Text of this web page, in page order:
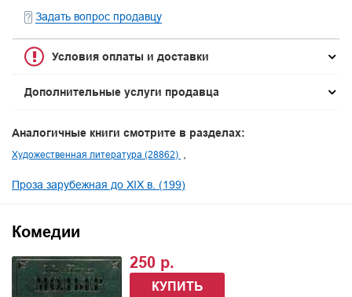
Задать вопрос продавцу
Условия оплаты и доставки
Дополнительные услуги продавца
Аналогичные книги смотрите в разделах:
Художественная литература (28862)
Проза зарубежная до XIX в. (199)
Комедии
250 р.
КУПИТЬ